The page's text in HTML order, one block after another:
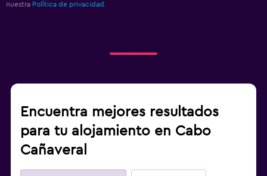
nuestra Política de privacidad.
Encuentra mejores resultados
para tu alojamiento en Cabo
Cañaveral